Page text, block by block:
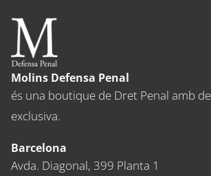
Molins Defensa Penal
és una boutique de Dret Penal amb
exclusiva.
Barcelona
Avda. Diagonal, 399 Planta 1